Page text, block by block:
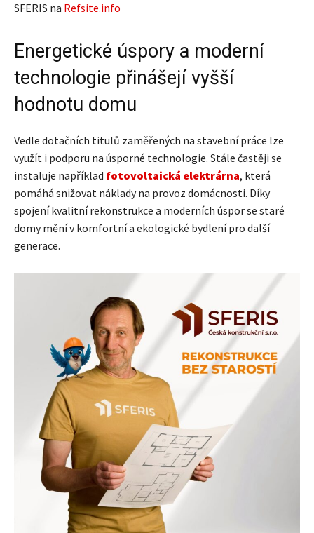
SFERIS na Refsite.info
Energetické úspory a moderní
technologie přinášejí vyšší
hodnotu domu
Vedle dotačních titulů zaměřených na stavební práce lze
využít i podporu na úsporné technologie. Stále častěji se
instaluje například fotovoltaická elektrárna, která
pomáhá snižovat náklady na provoz domácnosti. Díky
spojení kvalitní rekonstrukce a moderních úspor se staré
domy mění v komfortní a ekologické bydlení pro další
generace.